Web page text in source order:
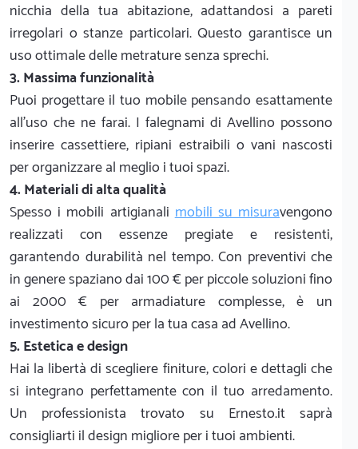
nicchia della tua abitazione, adattandosi a pareti
irregolari o stanze particolari. Questo garantisce un
uso ottimale delle metrature senza sprechi.
3. Massima funzionalità
Puoi progettare il tuo mobile pensando esattamente
all'uso che ne farai. I falegnami di Avellino possono
inserire cassettiere, ripiani estraibili o vani nascosti
per organizzare al meglio i tuoi spazi.
4. Materiali di alta qualità
Spesso i mobili artigianalimobili su misuravengono
realizzati con essenze pregiate e resistenti,
garantendo durabilità nel tempo. Con preventivi che
in genere spaziano dai 100 € per piccole soluzioni fino
ai 2000 € per armadiature complesse, è un
investimento sicuro per la tua casa ad Avellino.
5. Estetica e design
Hai la libertà di scegliere finiture, colori e dettagli che
si integrano perfettamente con il tuo arredamento.
Un professionista trovato su Ernesto.it saprà
consigliarti il design migliore per i tuoi ambienti.